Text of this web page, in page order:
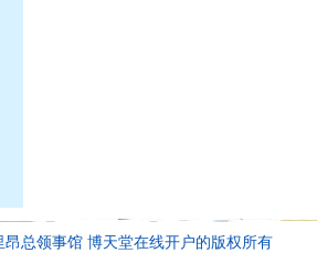
总领事馆 博天堂在线开户的版权所有